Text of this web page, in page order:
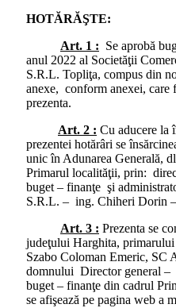
HOTĂRĂŞTE:
Art. 1 : Se aprobă
anul 2022 al Societăţii
S.R.L. Topliţa, compus din
anexe, conform anexei, care
prezenta.
Art. 2 : Cu aducere la
prezentei hotărâri se
unic în Adunarea Generală,
Primarul localităţii, prin:
buget – finanţe şi
S.R.L. – ing. Chiheri Dorin
Art. 3 : Prezenta se
judeţului Harghita,
Szabo Coloman Emeric,
domnului Director general
buget – finanţe din cadrul
se afişează pe pagina web a